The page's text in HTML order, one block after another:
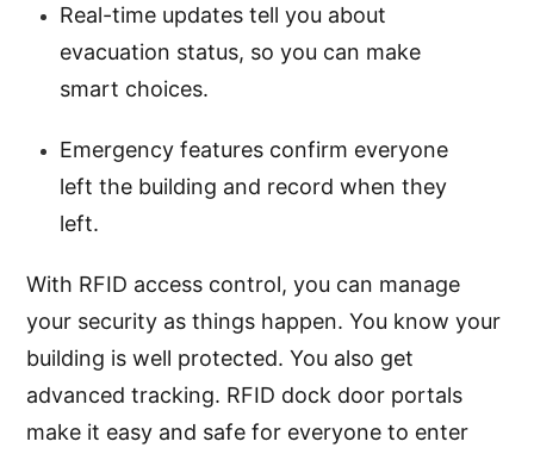
Real-time updates tell you about
evacuation status, so you can make
smart choices.
Emergency features confirm everyone
left the building and record when they
left.
With RFID access control, you can manage
your security as things happen. You know your
building is well protected. You also get
advanced tracking. RFID dock door portals
make it easy and safe for everyone to enter